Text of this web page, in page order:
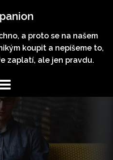
a proto se na našem
koupit a nepíšeme to,
zaplatí, ale jen pravdu.